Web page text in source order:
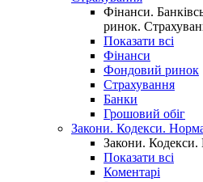
Фінанси.
ринок.
Показати всі
Фінанси
Фондовий ринок
Страхування
Банки
Грошовий обіг
Закони. Кодекси.
Закони. Кодекси.
Показати всі
Коментарі